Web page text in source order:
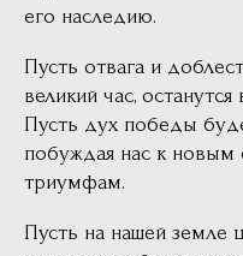
его наследию.
Пусть отвага и
великий час,
Пусть дух победы
побуждая нас к новым
триумфам.
Пусть на нашей земле